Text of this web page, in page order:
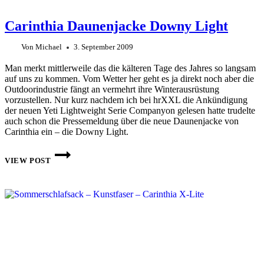
CARINTHIA
Carinthia Daunenjacke Downy Light
Von Michael 3. September 2009
Man merkt mittlerweile das die kälteren Tage des Jahres so langsam
auf uns zu kommen. Vom Wetter her geht es ja direkt noch aber die
Outdoorindustrie fängt an vermehrt ihre Winterausrüstung
vorzustellen. Nur kurz nachdem ich bei hrXXL die Ankündigung
der neuen Yeti Lightweight Serie Companyon gelesen hatte trudelte
auch schon die Pressemeldung über die neue Daunenjacke von
Carinthia ein – die Downy Light.
VIEW POST
CARINTHIA
DAUNENJACKE